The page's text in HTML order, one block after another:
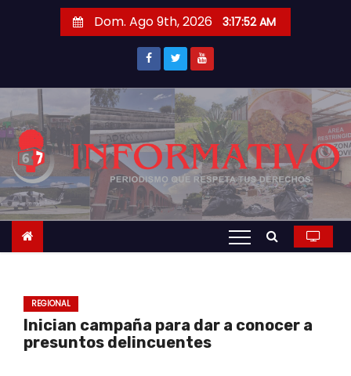
r
a
c
o
t
Dom. Ago 9th, 2026 3:17:53 AM
REGIONAL
Inician campaña para dar a conocer a
presuntos delincuentes